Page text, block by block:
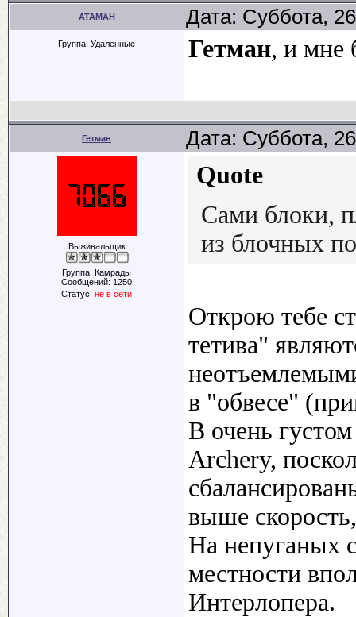
ATAMAH Дата: Суббота,
Группа: Удаленные Гетман, и мне
Гетман Дата: Суббота,
Выживальщик
Группа: Камрады
Сообщений: 1250
Статус: не в сети
Quote
Сами блоки,
из блочных
Открою тебе
тетива"
в "обвесе"
В очень
Archery,
выше
На непуганых
местности
Интерлопера.